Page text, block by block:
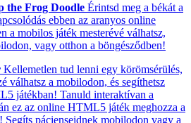
the Frog Doodle Érintsd meg a békát a
ebben az aranyos online
mobilos játék mesterévé válhatsz,
vagy otthon a böngésződben!
Kellemetlen tud lenni egy körömsérülés,
válhatsz a mobilodon, és segíthetsz
játékban! Tanuld interaktívan a
ez az online HTML5 játék meghozza a
pácienseidnek mobilodon vagy a